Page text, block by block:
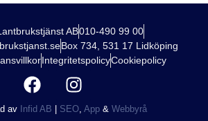
AB010-490 99 00
Box 734, 531 17 Lidköping
IntegritetspolicyCookiepolicy
av Infid AB SEO, App& Webbyrå